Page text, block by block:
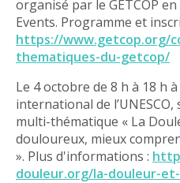
organisé par le GETCOP
Events. Programme et
https://www.getcop.org/
thematiques-du-getcop/
Le 4 octobre de 8 h à 18 h
international de
multi-thématique « La
douloureux, mieux
». Plus d'informations :
douleur.org/la-douleur-